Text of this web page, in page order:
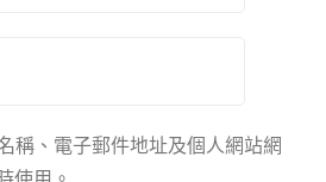
稱、電子郵件地址及個人網站網